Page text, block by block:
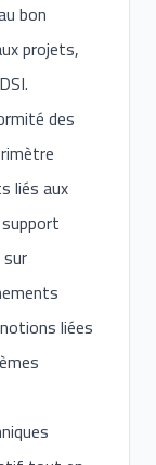
bon
projets,
des
liés aux
liées